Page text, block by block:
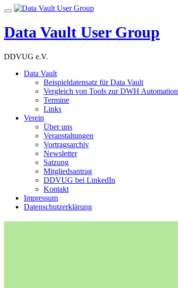
Skip
content
Toggle
Data Vault User Group
DDVUG e.V.
Data Vault
Beispieldatensatz für Data Vault
Vergleich von Tools zur DWH Automation
Termine
Links
Verein
Über uns
Veranstaltungen
Vortragsarchiv
Newsletter
Satzung
Mitgliedsantrag
DDVUG bei LinkedIn
Kontakt
Impressum
Datenschutzerklärung